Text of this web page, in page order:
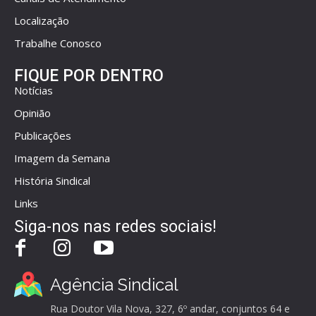
Localização
Trabalhe Conosco
FIQUE POR DENTRO
Notícias
Opinião
Publicações
Imagem da Semana
História Sindical
Links
Siga-nos nas redes sociais!
Agência Sindical
Rua Doutor Vila Nova, 327, 6º andar, conjuntos 64 e